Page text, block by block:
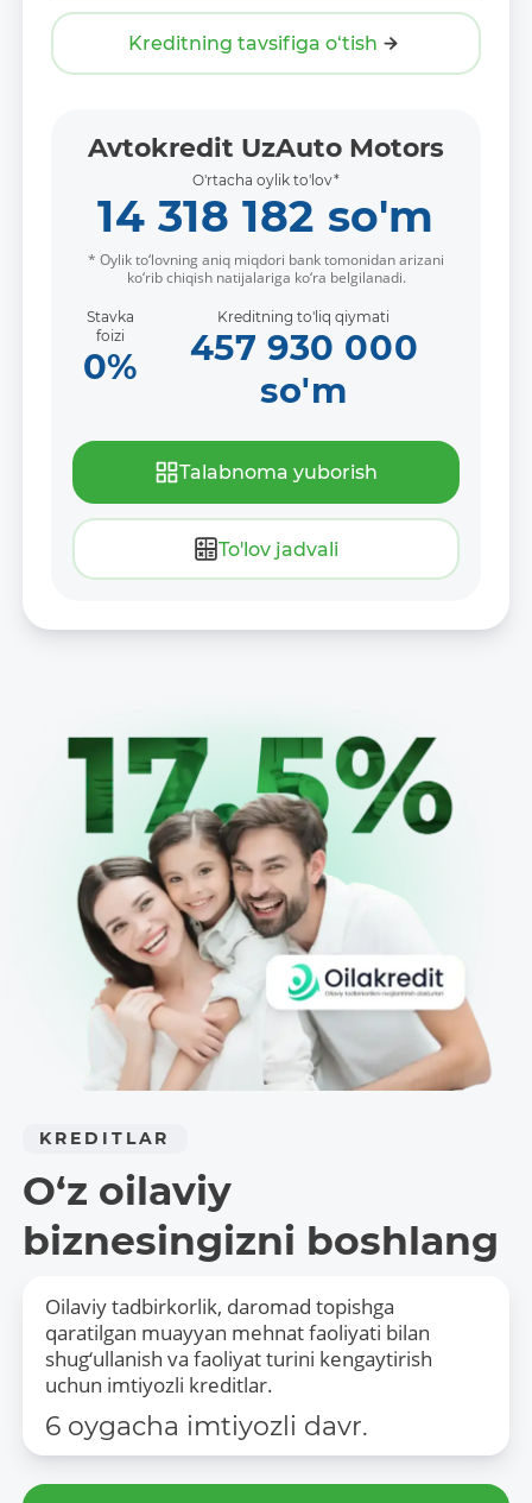
Kreditning tavsifiga o‘tish
Avtokredit UzAuto Motors
O'rtacha oylik to'lov*
14 318 182 so'm
* Oylik to‘lovning aniq miqdori bank tomonidan arizani
ko‘rib chiqish natijalariga ko‘ra belgilanadi.
Stavka
foizi
0%
Kreditning to'liq qiymati
457 930 000
so'm
Talabnoma yuborish
To'lov jadvali
KREDITLAR
O‘z oilaviy
biznesingizni boshlang
Oilaviy tadbirkorlik, daromad topishga
qaratilgan muayyan mehnat faoliyati bilan
shug‘ullanish va faoliyat turini kengaytirish
uchun imtiyozli kreditlar.
6 oygacha imtiyozli davr.